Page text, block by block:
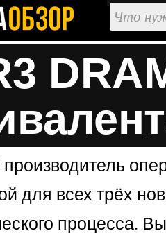
для всех трёх
процесса.